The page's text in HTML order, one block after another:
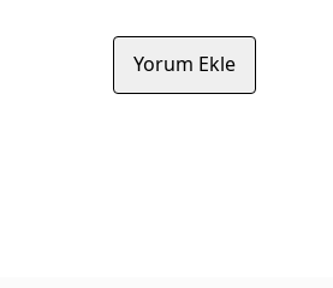
Yorum Ekle